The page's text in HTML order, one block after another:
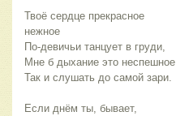
Твоё сердце прекрасное
нежное
По-девичьи танцует в груди,
Мне б дыхание это неспешное
Так и слушать до самой зари.
Если днём ты, бывает,